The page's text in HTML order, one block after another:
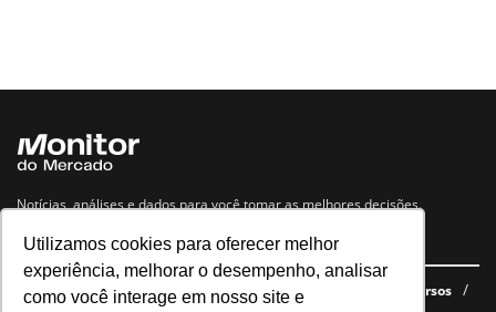
Utilizamos cookies para oferecer melhor
experiência, melhorar o desempenho, analisar
como você interage em nosso site e
Notícias, análises e dados para você tomar as melhores decisões.
Navegue no site
Últimas notícias Quem somos E-books gratuitos
Cursos